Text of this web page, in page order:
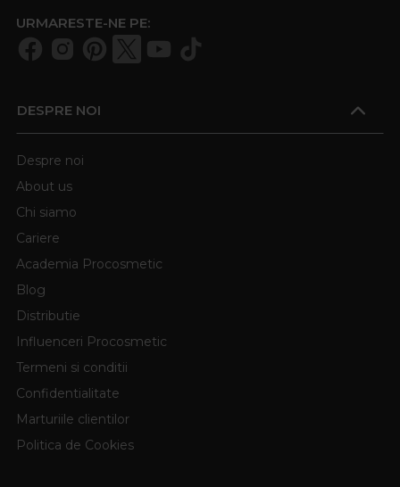
URMARESTE-NE PE:
DESPRE NOI
Despre noi
About us
Chi siamo
Cariere
Academia Procosmetic
Blog
Distributie
Influenceri Procosmetic
Termeni si conditii
Confidentialitate
Marturiile clientilor
Politica de Cookies